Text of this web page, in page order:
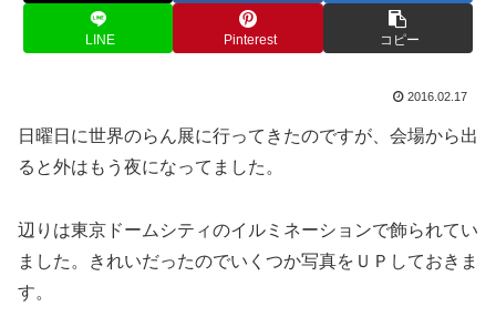
LINE Pinterest コピー
2016.02.17
日曜日に世界のらん展に行ってきたのですが、会場から出
ると外はもう夜になってました。
辺りは東京ドームシティのイルミネーションで飾られてい
ました。きれいだったのでいくつか写真をＵＰしておきま
す。